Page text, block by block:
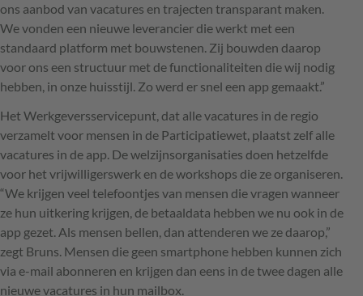
ons aanbod van vacatures en trajecten transparant maken.
We vonden een nieuwe leverancier die werkt met een
standaard platform met bouwstenen. Zij bouwden daarop
voor ons een structuur met de functionaliteiten die wij nodig
hebben, in onze huisstijl. Zo werd er snel een app gemaakt.”
Het Werkgeversservicepunt, dat alle vacatures in de regio
verzamelt voor mensen in de Participatiewet, plaatst zelf alle
vacatures in de app. De welzijnsorganisaties doen hetzelfde
voor het vrijwilligerswerk en de workshops die ze organiseren.
“We krijgen veel telefoontjes van mensen die vragen wanneer
ze hun uitkering krijgen, de betaaldata hebben we nu ook in de
app gezet. Als mensen bellen, dan attenderen we ze daarop,”
zegt Bruns. Mensen die geen smartphone hebben kunnen zich
via e-mail abonneren en krijgen dan eens in de twee dagen alle
nieuwe vacatures in hun mailbox.